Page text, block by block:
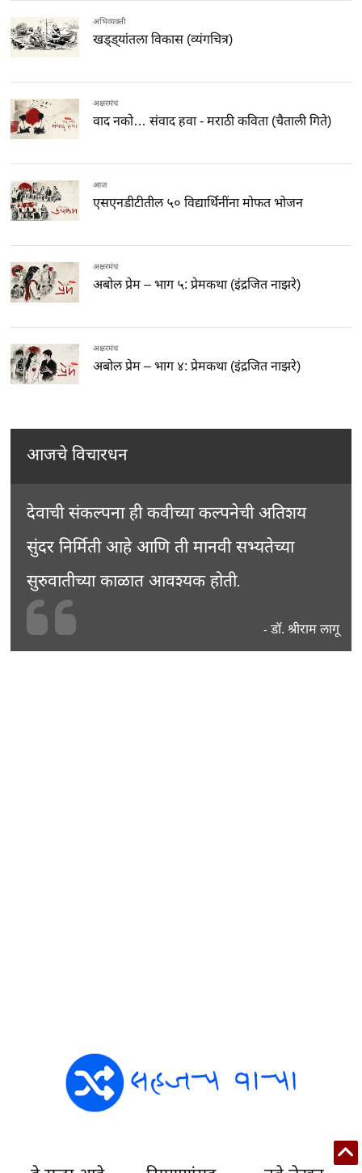
अभिव्यक्ती
खड्ड्यांतला विकास (व्यंगचित्र)
अक्षरमंच
वाद नको… संवाद हवा - मराठी कविता (चैताली गिते)
आज
एसएनडीटीतील ५० विद्यार्थिनींना मोफत भोजन
अक्षरमंच
अबोल प्रेम – भाग ५: प्रेमकथा (इंद्रजित नाझरे)
अक्षरमंच
अबोल प्रेम – भाग ४: प्रेमकथा (इंद्रजित नाझरे)
आजचे विचारधन
देवाची संकल्पना ही कवीच्या कल्पनेची अतिशय
सुंदर निर्मिती आहे आणि ती मानवी सभ्यतेच्या
सुरुवातीच्या काळात आवश्यक होती.
- डॉ. श्रीराम लागू